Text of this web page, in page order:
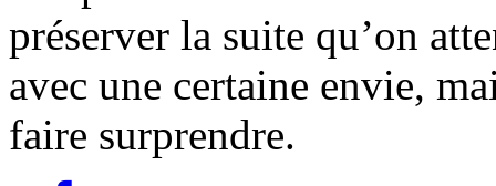
préserver la suite qu’on
avec une certaine envie,
faire surprendre.